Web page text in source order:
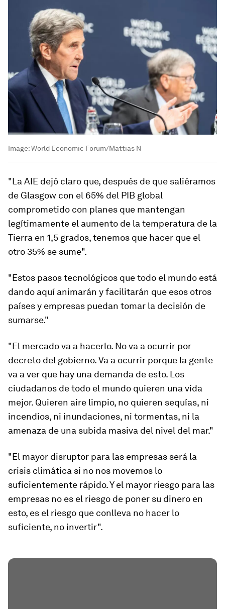
Image:World Economic Forum/Mattias N
"La AIE dejó claro que, después de que saliéramos
de Glasgow con el 65% del PIB global
comprometido con planes que mantengan
legítimamente el aumento de la temperatura de la
Tierra en 1,5 grados, tenemos que hacer que el
otro 35% se sume".
"Estos pasos tecnológicos que todo el mundo está
dando aquí animarán y facilitarán que esos otros
países y empresas puedan tomar la decisión de
sumarse."
"El mercado va a hacerlo. No va a ocurrir por
decreto del gobierno. Va a ocurrir porque la gente
va a ver que hay una demanda de esto. Los
ciudadanos de todo el mundo quieren una vida
mejor. Quieren aire limpio, no quieren sequías, ni
incendios, ni inundaciones, ni tormentas, ni la
amenaza de una subida masiva del nivel del mar."
"El mayor disruptor para las empresas será la
crisis climática si no nos movemos lo
suficientemente rápido. Y el mayor riesgo para las
empresas no es el riesgo de poner su dinero en
esto, es el riesgo que conlleva no hacer lo
suficiente, no invertir".